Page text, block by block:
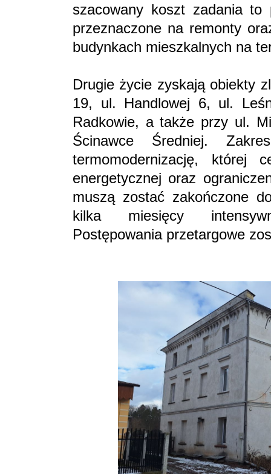
szacowany koszt zadania
przeznaczone na remonty
budynkach mieszkalnych na
Drugie życie zyskają obiekty
19, ul. Handlowej 6, ul.
Radkowie, a także przy ul.
Ścinawce Średniej.
termomodernizację, której
energetycznej oraz
muszą zostać zakończone
kilka miesięcy
Postępowania przetargowe